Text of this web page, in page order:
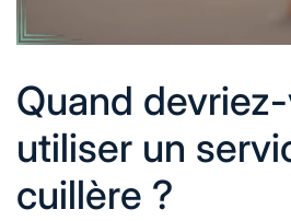
Quand
utiliser un
cuillère ?